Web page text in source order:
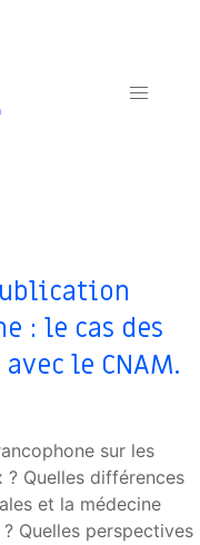
: le cas des
le CNAM.
sur les
Quelles différences
et la médecine
Quelles perspectives